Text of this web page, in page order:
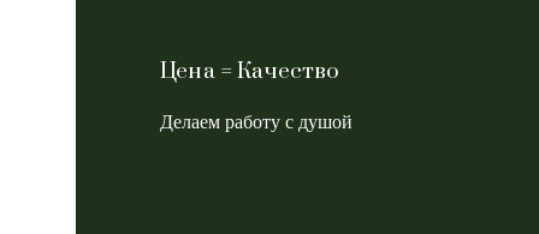
Цена = Качество
Делаем работу с душой